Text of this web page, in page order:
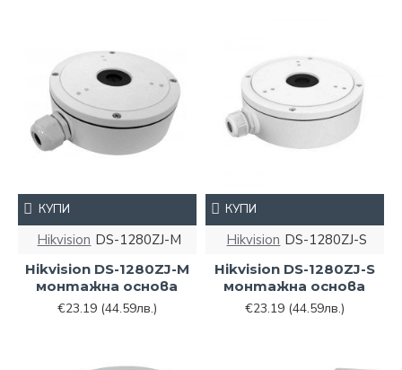
Hikvision DS-1280ZJ-M
Hikvision DS-1280ZJ-M
монтажна основа
€23.19 (44.59лв.)
КУПИ
Hikvision DS-1280ZJ-S
Hikvision DS-1280ZJ-S
монтажна основа
€23.19 (44.59лв.)
КУПИ